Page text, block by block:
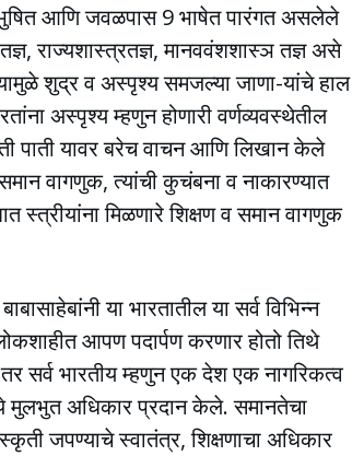
आणि जवळपास 9 भाषेत पारंगत असलेले
राज्यशास्त्रतज्ञ, मानववंशशास्ञ त‍‌‌‌ज्ञ असे
शुद्र व अस्पृश्य समजल्या जाणा-यांचे हाल
अस्पृश्य म्हणुन होणारी वर्णव्यवस्थेतील
पाती यावर बरेच वाचन आणि लिखान केले
वागणुक,‌ त्यांची कुचंबना व नाकारण्यात
मिळणारे शिक्षण व समान वागणुक
या भारतातील या सर्व विभिन्न
आपण पदार्पण करणार होतो तिथे
सर्व भारतीय म्हणुन एक देश एक नागरिकत्व
मुलभुत अधिकार प्रदान केले. समानतेचा
जपण्याचे स्वातंत्र, शिक्षणाचा अधिकार